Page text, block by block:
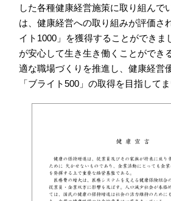
した各種健康経営施策に取り組んで
は、健康経営への取り組みが評価さ
イト1000」を獲得することができま
が安心して生き生き働くことができ
適な職場づくりを推進し、健康経営
「ブライト500」の取得を目指してま